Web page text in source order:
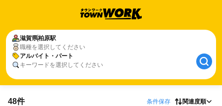
滋賀県柏原駅
職種を選択してください
アルバイト・パート
キーワードを選択してください
48件 条件保存 関連度順